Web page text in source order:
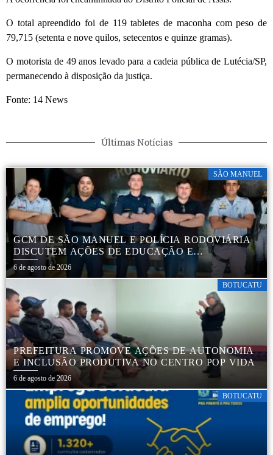
O total apreendido foi de 119 tabletes de maconha com peso de
79,715 (setenta e nove quilos, setecentos e quinze gramas).
O motorista de 49 anos levado para a cadeia pública de Lutécia/SP,
permanecendo à disposição da justiça.
Fonte: 14 News
Últimas Notícias
SÃO MANUEL
GCM DE SÃO MANUEL E POLÍCIA RODOVIÁRIA
DISCUTEM AÇÕES DE EDUCAÇÃO E
SEGURANÇA NO TRÂNSITO
6 de agosto de 2026
BOTUCATU
PREFEITURA PROMOVE AÇÕES DE AUTONOMIA
E INCLUSÃO PRODUTIVA NO CENTRO POP VIDA
6 de agosto de 2026
BOTUCATU